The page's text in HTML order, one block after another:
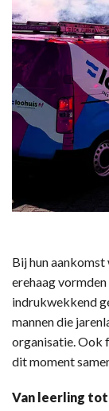
Bij hun aankomst
erehaag
indrukwekkend
mannen die
organisatie. Ook
dit moment
Van leerling tot